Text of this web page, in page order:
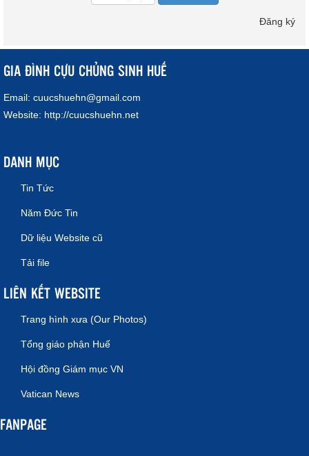
Đăng ký
GIA ĐÌNH CỰU CHỦNG SINH HUẾ
Email: cuucshuehn@gmail.com
Website: http://cuucshuehn.net
DANH MỤC
Tin Tức
Năm Đức Tin
Dữ liệu Website cũ
Tải file
LIÊN KẾT WEBSITE
Trang hình xưa (Our Photos)
Tổng giáo phận Huế
Hội đồng Giám mục VN
Vatican News
FANPAGE